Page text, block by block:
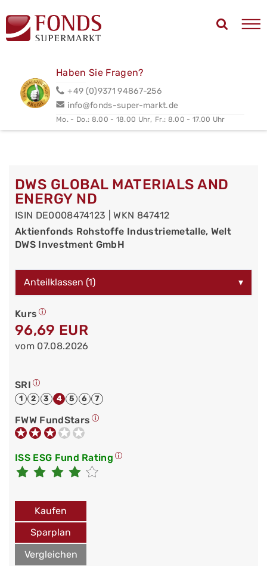
Haben Sie Fragen?
+49 (0)9371 94867-256
info@fonds-super-markt.de
Mo. - Do.: 8.00 - 18.00 Uhr, Fr.: 8.00 - 17.00 Uhr
DWS GLOBAL MATERIALS AND
ENERGY ND
ISIN DE0008474123 | WKN 847412
Aktienfonds Rohstoffe Industriemetalle, Welt
DWS Investment GmbH
Anteilklassen (1) ▾
Kurs
96,69 EUR
vom 07.08.2026
SRI
1 2 3 4 5 6 7
FWW FundStars
ISS ESG Fund Rating
Kaufen
Sparplan
Vergleichen